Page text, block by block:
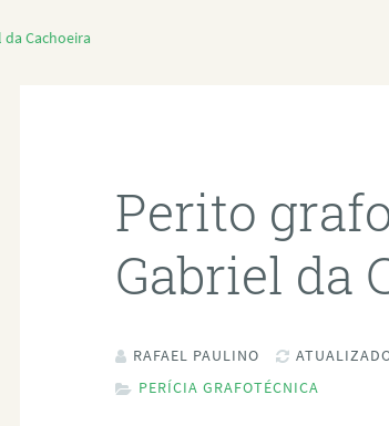
Cachoeira
Perito
Gabriel da
RAFAEL PAULINO
PERÍCIA GRAFOTÉCNICA